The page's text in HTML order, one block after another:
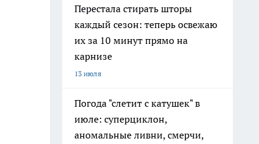
Перестала стирать шторы
каждый сезон: теперь освежаю
их за 10 минут прямо на
карнизе
13 июля
Погода "слетит с катушек" в
июле: суперциклон,
аномальные ливни, смерчи,